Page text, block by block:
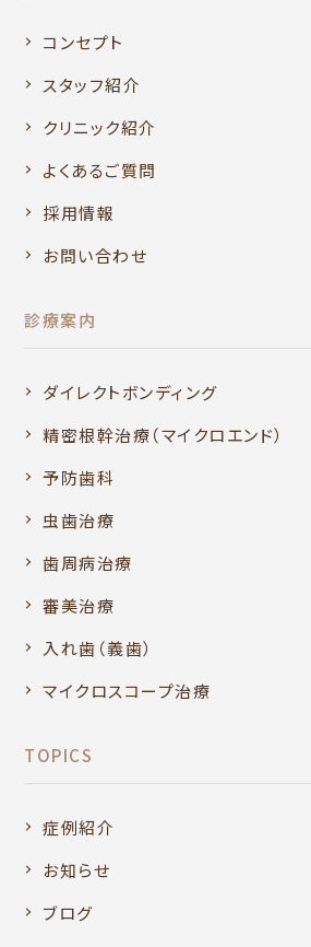
コンセプト
スタッフ紹介
クリニック紹介
よくあるご質問
採用情報
お問い合わせ
診療案内
ダイレクトボンディング
精密根幹治療（マイクロエンド）
予防歯科
虫歯治療
歯周病治療
審美治療
入れ歯（義歯）
マイクロスコープ治療
TOPICS
症例紹介
お知らせ
ブログ